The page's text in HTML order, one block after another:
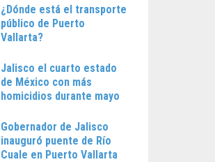
¿Dónde está el transporte
público de Puerto
Vallarta?
Jalisco el cuarto estado
de México con más
homicidios durante mayo
Gobernador de Jalisco
inauguró puente de Río
Cuale en Puerto Vallarta